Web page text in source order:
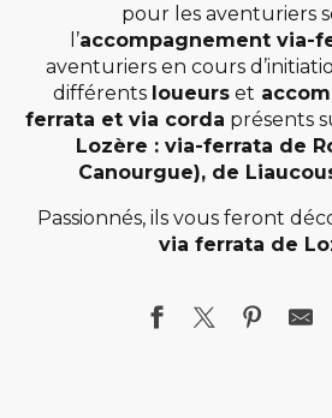
pour les aventuriers
l’accompagnement via-
aventuriers en cours
différents loueurs et
ferrata et via corda présents
Lozère : via-ferrata de
Canourgue), de
Passionnés, ils vous feront
via ferrata de